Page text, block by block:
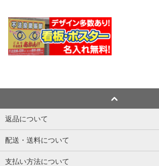
返品について
配送・送料について
支払い方法について